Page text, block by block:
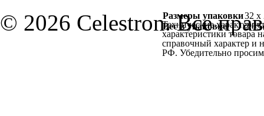
Размеры упаковки32 x
Вес в упаковке
2,03
Технические
характеристики товара
справочный характер и
РФ. Убедительно
© 2026 Celestron. Все